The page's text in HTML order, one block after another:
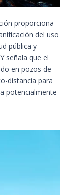
proporciona
del uso
pública y
señala que el
en pozos de
distancia para
potencialmente